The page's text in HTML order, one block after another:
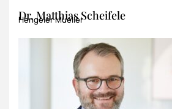
Dr. Matthias Scheifele
Hengeler Mueller